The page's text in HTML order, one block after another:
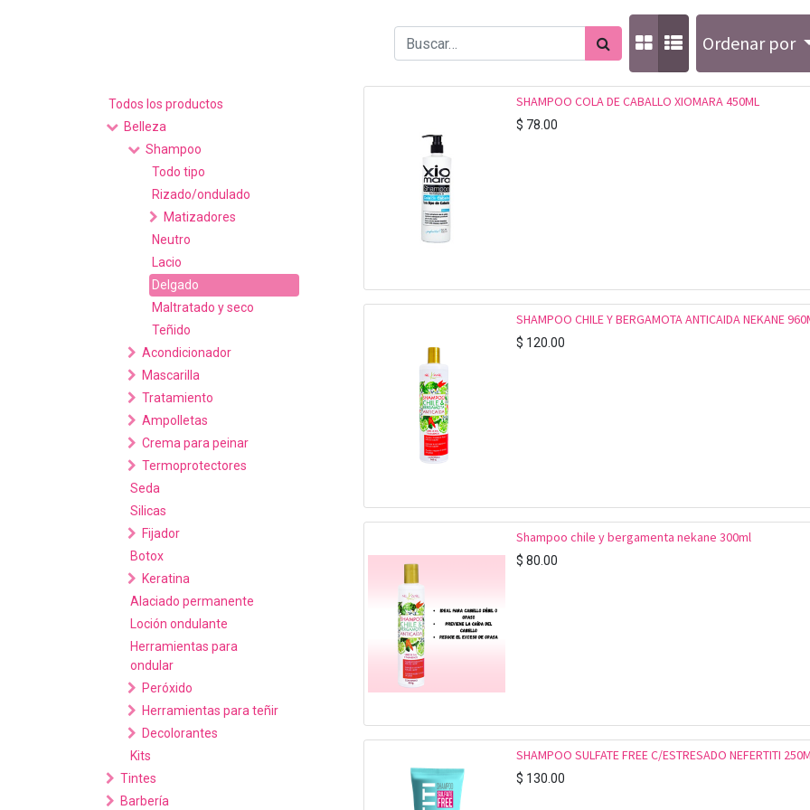
Ordenar por
Todos los productos
Belleza
Shampoo
Todo tipo
Rizado/ondulado
Matizadores
Neutro
Lacio
Delgado
Maltratado y seco
Teñido
Acondicionador
Mascarilla
Tratamiento
Ampolletas
Crema para peinar
Termoprotectores
Seda
Silicas
Fijador
Botox
Keratina
Alaciado permanente
Loción ondulante
Herramientas para
ondular
Peróxido
Herramientas para teñir
Decolorantes
Kits
Tintes
Barbería
SHAMPOO COLA DE CABALLO XIOMARA 450ML
$ 78.00
SHAMPOO CHILE Y BERGAMOTA ANTICAIDA NEKANE
$ 120.00
Shampoo chile y bergamenta nekane 300ml
$ 80.00
SHAMPOO SULFATE FREE C/ESTRESADO NEFERTITI
$ 130.00